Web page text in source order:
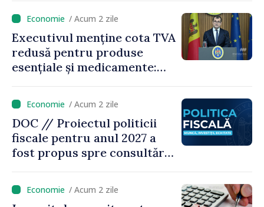
/ Acum 2 zile
Executivul menține cota TVA
redusă pentru produse
esențiale și medicamente:
pe seama consumului de
bază al oamenilor”
/ Acum 2 zile
DOC // Proiectul politicii
fiscale pentru anul 2027 a
fost propus spre consultări
/ Acum 2 zile